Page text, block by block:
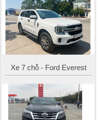
Xe 7 chỗ - Ford Everest
Xe 7 chỗ - Toyota Fotuner